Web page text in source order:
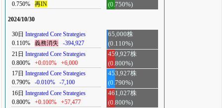
0.750%
再IN
(0.750%)
2024/10/30
30日 Integrated Core Strategies
0.110%
義務消失 -394,927
65,000株
(0.110%)
21日 Integrated Core Strategies
0.800%
+0.010% +6,000
459,927株
(0.800%)
17日 Integrated Core Strategies
0.790%
-0.010% -7,100
453,927株
(0.790%)
16日 Integrated Core Strategies
0.800%
+0.100% +57,477
461,027株
(0.800%)